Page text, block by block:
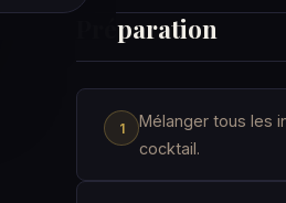
Préparation
Mélanger tous les
cocktail.